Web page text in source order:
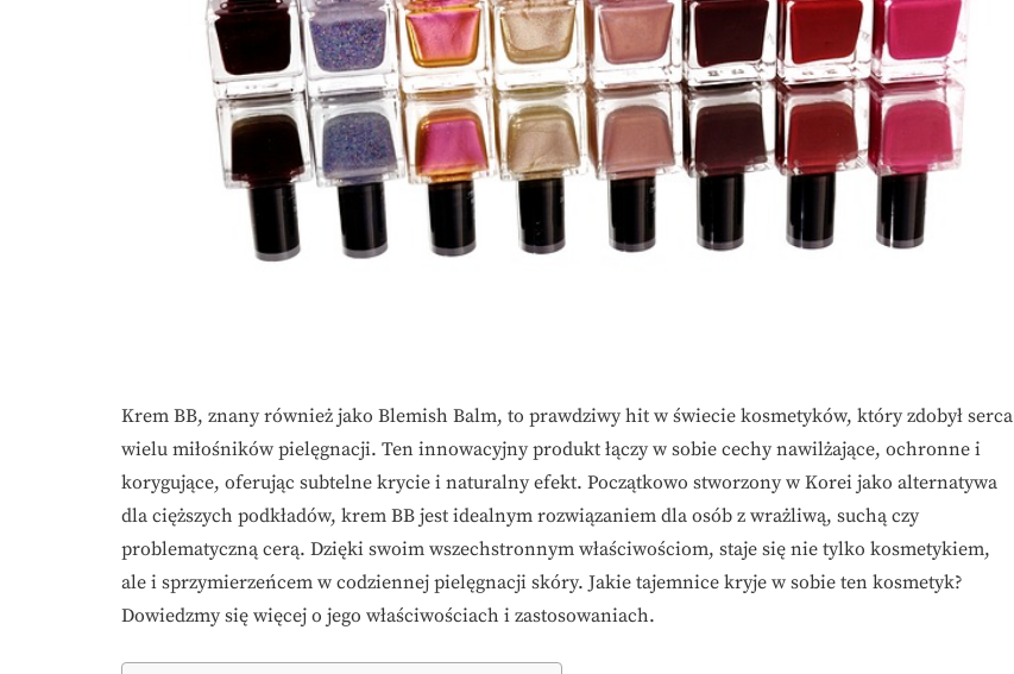
Krem BB, znany również jako Blemish Balm, to prawdziwy hit w świecie kosmetyków, który zdobył serca
wielu miłośników pielęgnacji. Ten innowacyjny produkt łączy w sobie cechy nawilżające, ochronne i
korygujące, oferując subtelne krycie i naturalny efekt. Początkowo stworzony w Korei jako alternatywa
dla cięższych podkładów, krem BB jest idealnym rozwiązaniem dla osób z wrażliwą, suchą czy
problematyczną cerą. Dzięki swoim wszechstronnym właściwościom, staje się nie tylko kosmetykiem,
ale i sprzymierzeńcem w codziennej pielęgnacji skóry. Jakie tajemnice kryje w sobie ten kosmetyk?
Dowiedzmy się więcej o jego właściwościach i zastosowaniach.